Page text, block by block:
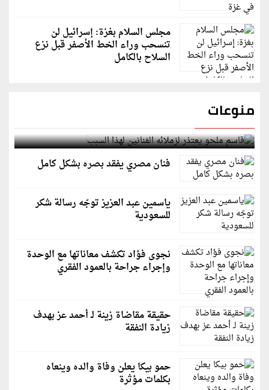
مجلس السلام بغزة: إسرائيل لن
تنسحب وراء الخط الأصفر قبل نزع
السلاح بالكامل
منوعات
قاسم ملحو يعتذر لزملائه الفنانين لهذا السبب
فنان مصري يفقد بصره بشكل كامل
ياسمين عبد العزيز توجّه رسالة شكر
للسعودية
نجوى فؤاد تكشف معاناتها مع الوحدة
وإجراء جراحة بالعمود الفقري
حقيقة مقاضاة زينة لـ أحمد عز بهدف
زيادة النفقة
حمو بيكا يعلن وفاة والده وينعاه
بكلمات مؤثرة